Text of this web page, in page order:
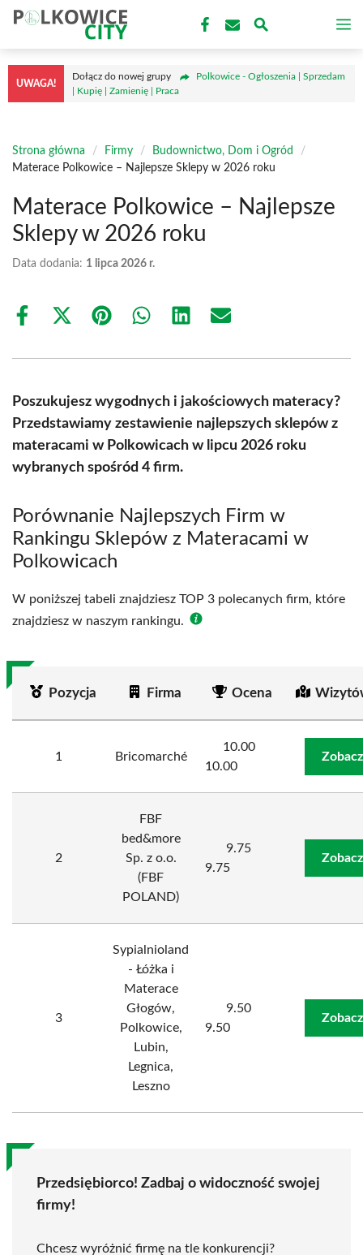
Przejdź
treści
UWAGA!
Dołącz do nowej grupy
Polkowice - Ogłoszenia | Sprzedam
| Kupię | Zamienię | Praca
Strona główna / Firmy / Budownictwo, Dom i Ogród
/
Materace Polkowice – Najlepsze Sklepy w 2026 roku
Materace Polkowice – Najlepsze
Sklepy w 2026 roku
Data dodania: 1 lipca 2026 r.
Share
Share
(Twitter)
Share Share Share Share
Poszukujesz wygodnych i jakościowych materacy?
Przedstawiamy zestawienie najlepszych sklepów z
materacami w Polkowicach w lipcu 2026 roku
wybranych spośród 4 firm.
Porównanie Najlepszych Firm w
Rankingu Sklepów z Materacami w
Polkowicach
W poniższej tabeli znajdziesz TOP 3 polecanych firm, które
znajdziesz w naszym rankingu.
Pozycja Firma Ocena
1 Bricomarché
10.00
10.00
2
FBF
bed&more
Sp. z o.o.
(FBF
POLAND)
9.75
9.75
3
Sypialnioland
- Łóżka i
Materace
Głogów,
Polkowice,
Lubin,
Legnica,
Leszno
9.50
9.50
Przedsiębiorco! Zadbaj o widoczność swojej
firmy!
Chcesz wyróżnić firmę na tle konkurencji?